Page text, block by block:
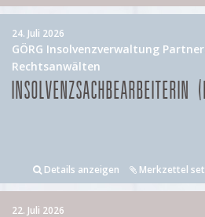
24. Juli 2026
GÖRG Insolvenzverwaltung
Rechtsanwälten
Details anzeigen Merkzettel
22. Juli 2026